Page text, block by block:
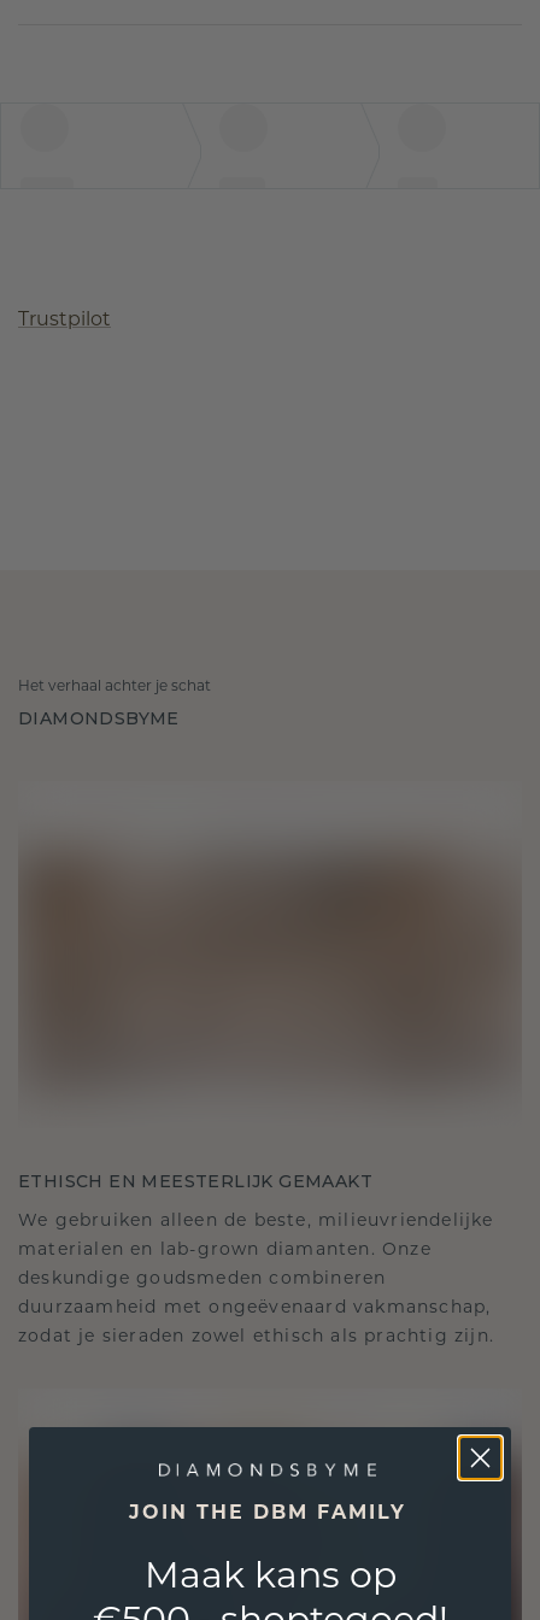
Trustpilot
Het verhaal achter je schat
DIAMONDSBYME
ETHISCH EN MEESTERLIJK GEMAAKT
We gebruiken alleen de beste, milieuvriendelijke
materialen en lab-grown diamanten. Onze
deskundige goudsmeden combineren
duurzaamheid met ongeëvenaard vakmanschap,
zodat je sieraden zowel ethisch als prachtig zijn.
JOIN THE DBM FAMILY
Maak kans op